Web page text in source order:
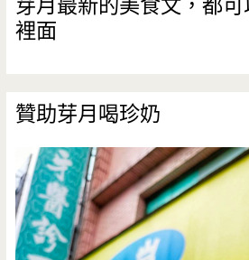
約）
芽月最新的美食文，都
裡面
贊助芽月喝珍奶